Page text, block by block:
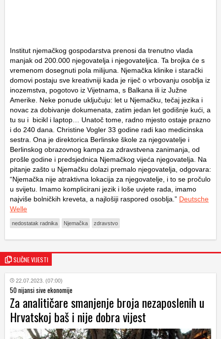
Institut njemačkog gospodarstva prenosi da trenutno vlada
manjak od 200.000 njegovatelja i njegovateljica. Ta brojka će s
vremenom dosegnuti pola milijuna. Njemačka klinike i starački
domovi postaju sve kreativniji kada je riječ o vrbovanju osoblja iz
inozemstva, pogotovo iz Vijetnama, s Balkana ili iz Južne
Amerike. Neke ponude uključuju: let u Njemačku, tečaj jezika i
novac za dobivanje dokumenata, zatim jedan let godišnje kući, a
tu su i bicikl i laptop… Unatoč tome, radno mjesto ostaje prazno
i do 240 dana. Christine Vogler 33 godine radi kao medicinska
sestra. Ona je direktorica Berlinske škole za njegovatelje i
Berlinskog obrazovnog kampa za zdravstvena zanimanja, od
prošle godine i predsjednica Njemačkog vijeća njegovatelja. Na
pitanje zašto u Njemačku dolazi premalo njegovatelja, odgovara:
“Njemačka nije atraktivna lokacija za njegovatelje, i to se pročulo
u svijetu. Imamo komplicirani jezik i loše uvjete rada, imamo
najviše bolničkih kreveta, a najlošiji raspored osoblja.” Deutsche
Welle
nedostatak radnika Njemačka zdravstvo
SLIČNE VIJESTI
22.07.2023. (07:00)
50 nijansi sive ekonomije
Za analitičare smanjenje broja nezaposlenih u
Hrvatskoj baš i nije dobra vijest